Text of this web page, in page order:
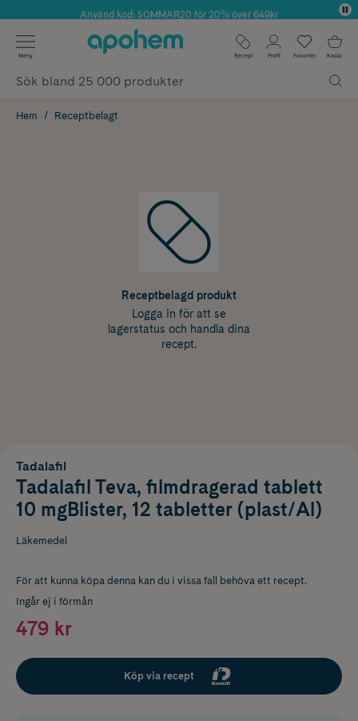
Årets Butik 2025 inom Skönhet
Använd kod: SOMMAR20 för 20% över 649kr
✓ Fri frakt
✓ Poäng på alla köp*
Meny Recept Profil Favoriter Kassa
Hem Receptbelagt
Receptbelagd produkt
Logga in för att se
lagerstatus och handla dina
recept.
Tadalafil
Tadalafil Teva, filmdragerad tablett
10 mgBlister, 12 tabletter (plast/Al)
Läkemedel
För att kunna köpa denna kan du i vissa fall behöva ett recept.
Ingår ej i förmån
479 kr
Köp via recept